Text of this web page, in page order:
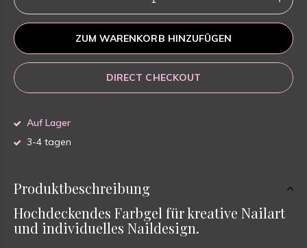
ZUM WARENKORB HINZUFÜGEN
DIRECT CHECKOUT
Auf Lager
3-4 tagen
Produktbeschreibung
Hochdeckendes Farbgel für kreative Nailart
und individuelles Naildesign.